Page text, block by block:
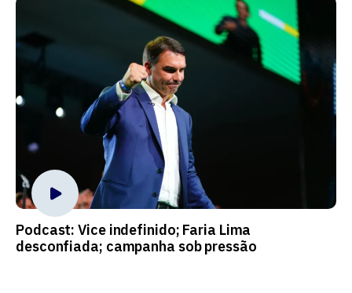
Podcast: Vice indefinido; Faria Lima
desconfiada; campanha sob pressão